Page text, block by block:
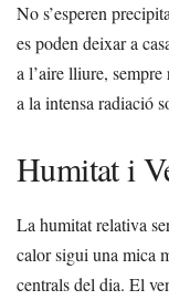
No s’esperen
es poden deixar a
a l’aire lliure,
a la intensa radiació
Humitat i
La humitat relativa
calor sigui una mica
centrals del dia. El